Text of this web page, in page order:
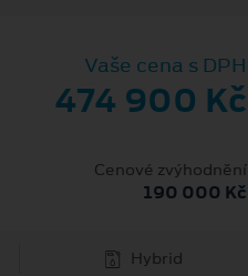
Vaše cena s DPH
474 900 Kč
Cenové zvýhodnění
190 000 Kč
Hybrid